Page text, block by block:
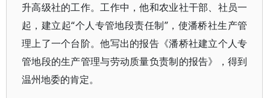
升高级社的工作。工作中，他和农业社干部、社员一
起，建立起“个人专管地段责任制”，使潘桥社生产管
理上了一个台阶。他写出的报告《潘桥社建立个人专
管地段的生产管理与劳动质量负责制的报告》，得到
温州地委的肯定。